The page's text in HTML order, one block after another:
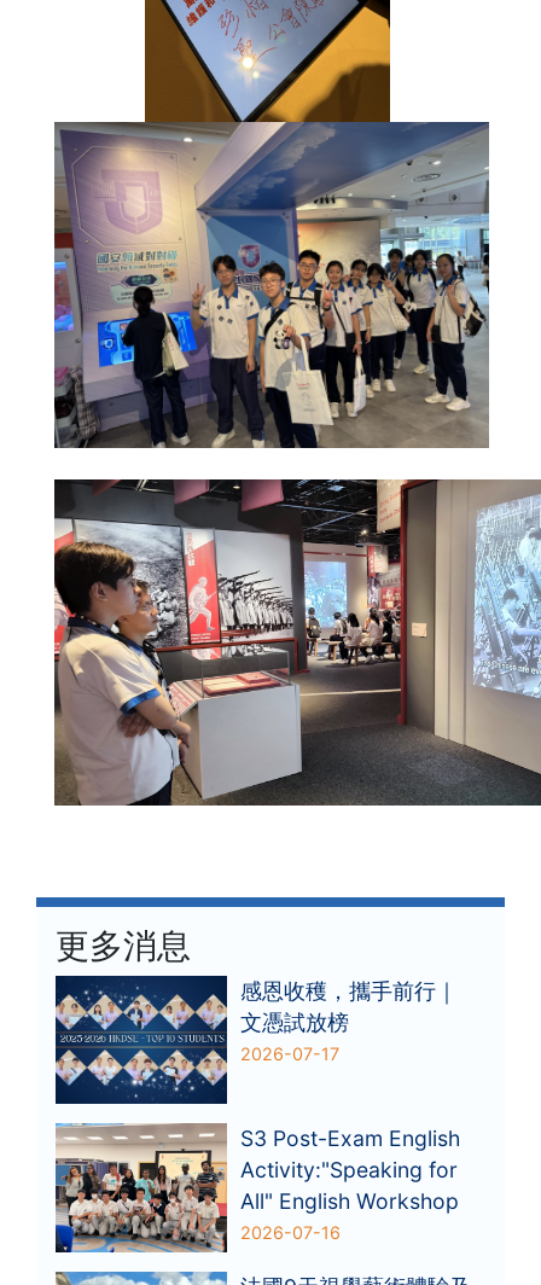
更多消息
感恩收穫，攜手前行｜
文憑試放榜
2026-07-17
S3 Post-Exam English
Activity:"Speaking for
All" English Workshop
2026-07-16